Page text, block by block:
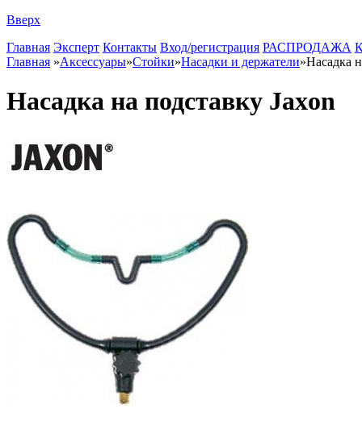
Вверх
Главная Эксперт Контакты Вход/регистрация РАСПРОДАЖА
Главная »Аксессуары»Стойки»Насадки и держатели»Насадка
Насадка на подставку Jaxon